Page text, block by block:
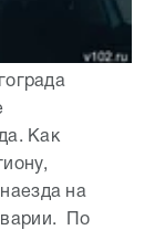
Как
на
По